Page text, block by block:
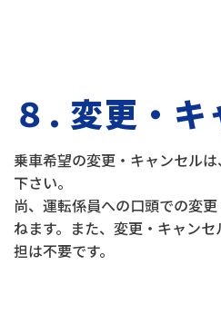
８. 変更・キ
乗車希望の変更・キャンセル
下さい。
尚、運転係員への口頭での変
ねます。また、変更・キャン
担は不要です。